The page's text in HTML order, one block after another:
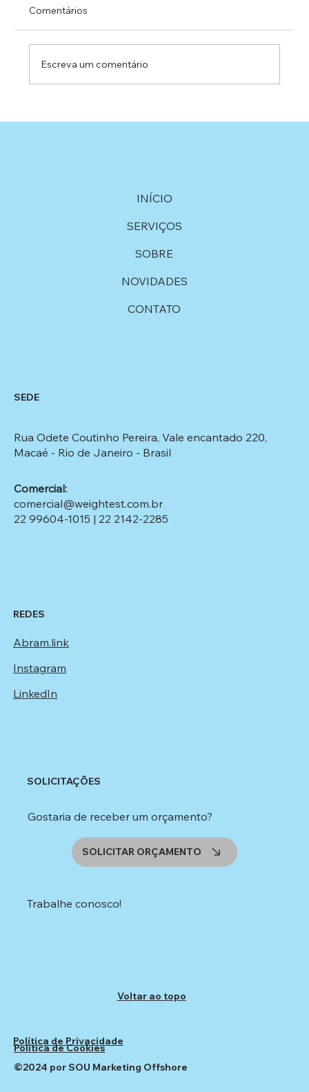
Comentários
Escreva um comentário
INÍCIO
SERVIÇOS
SOBRE
NOVIDADES
CONTATO
Comercial:
comercial@weightest.com.br
22 99604-1015 | 22 2142-2285
Rua Odete Coutinho Pereira, Vale encantado 220,
Macaé - Rio de Janeiro - Brasil​
SEDE
REDES
Abram.link
Instagram
LinkedIn
Trabalhe conosco!
SOLICITAR ORÇAMENTO
Gostaria de receber um orçamento?
SOLICITAÇÕES
Política de Privacidade
Política de Cookies
Voltar ao topo
©2024 por SOU Marketing Offshore